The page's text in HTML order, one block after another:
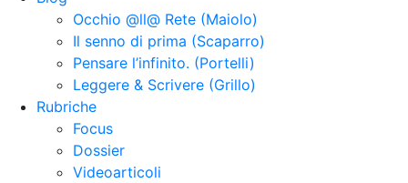
Occhio @ll@ Rete (Maiolo)
Il senno di prima (Scaparro)
Pensare l’infinito. (Portelli)
Leggere & Scrivere (Grillo)
Rubriche
Focus
Dossier
Videoarticoli